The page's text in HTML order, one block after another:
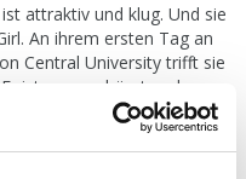
attraktiv und klug. Und sie
An ihrem ersten Tag an
Central University trifft sie
ist unverschämt und
Er ist ein Bad Guy...